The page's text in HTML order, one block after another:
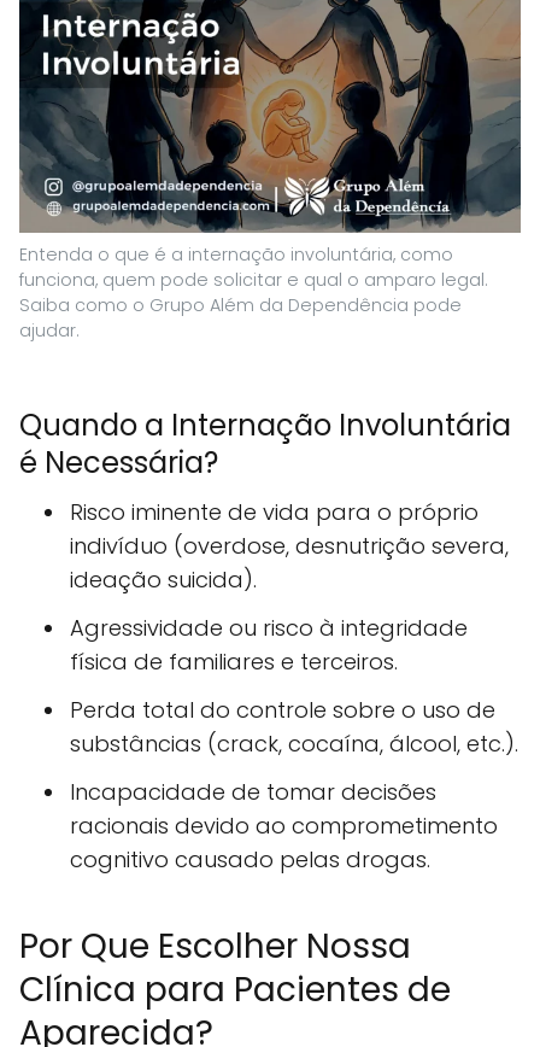
Entenda o que é a internação involuntária, como
funciona, quem pode solicitar e qual o amparo legal.
Saiba como o Grupo Além da Dependência pode
ajudar.
Quando a Internação Involuntária
é Necessária?
Risco iminente de vida para o próprio
indivíduo (overdose, desnutrição severa,
ideação suicida).
Agressividade ou risco à integridade
física de familiares e terceiros.
Perda total do controle sobre o uso de
substâncias (crack, cocaína, álcool, etc.).
Incapacidade de tomar decisões
racionais devido ao comprometimento
cognitivo causado pelas drogas.
Por Que Escolher Nossa
Clínica para Pacientes de
Aparecida?